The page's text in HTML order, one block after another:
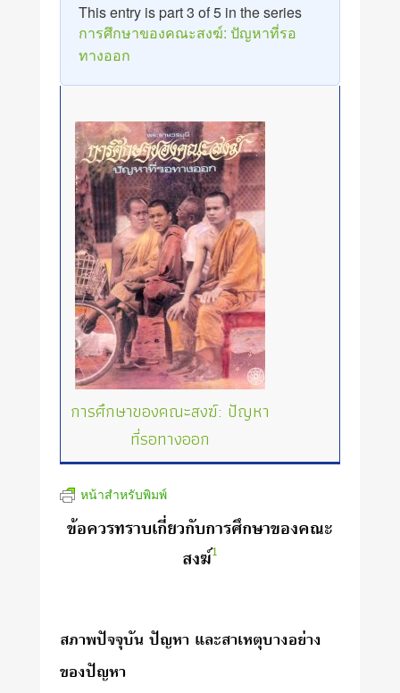
This entry is part 3 of 5 in the series
การศึกษาของคณะสงฆ์: ปัญหาที่รอ
ทางออก
การศึกษาของคณะสงฆ์: ปัญหา
ที่รอทางออก
หน้าสำหรับพิมพ์
ข้อควรทราบเกี่ยวกับการศึกษาของคณะ
สงฆ์1
สภาพปัจจุบัน ปัญหา และสาเหตุบางอย่าง
ของปัญหา